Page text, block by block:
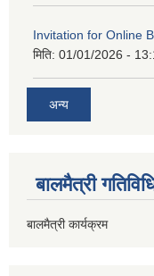
Invitation for Online
मिति: 01/01/2026 -
अन्य
बालमैत्री
बालमैत्री कार्यक्रम